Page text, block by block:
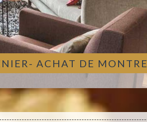
ACHAT DE MONTRE